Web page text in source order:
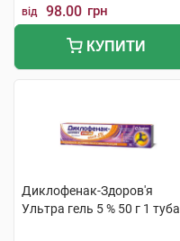
від 98.00 грн
КУПИТИ
Диклофенак-Здоров'я
Ультра гель 5 % 50 г 1 туба